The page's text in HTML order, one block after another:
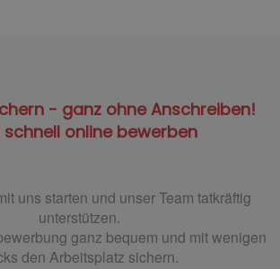
- ganz ohne Anschreiben!
online bewerben
uns starten und unser Team tatkräftig
unterstützen.
ganz bequem und mit wenigen
den Arbeitsplatz sichern.